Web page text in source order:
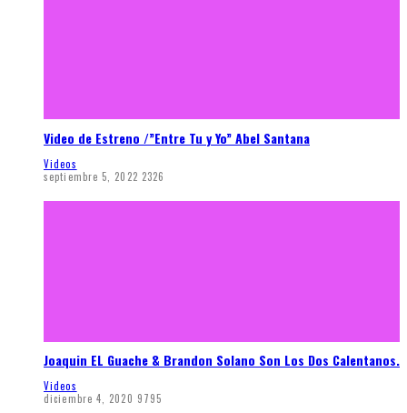
Video de Estreno /”Entre Tu y Yo” Abel Santana
Videos
septiembre 5, 2022 2326
Joaquin EL Guache & Brandon Solano Son Los Dos Calentanos.
Videos
diciembre 4, 2020 9795